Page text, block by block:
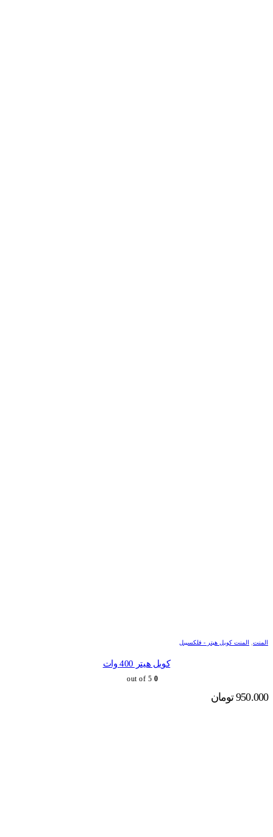
المنت المنت کویل هیتر - فلکسیبل
کویل هیتر 400 وات
0
950.000 تومان